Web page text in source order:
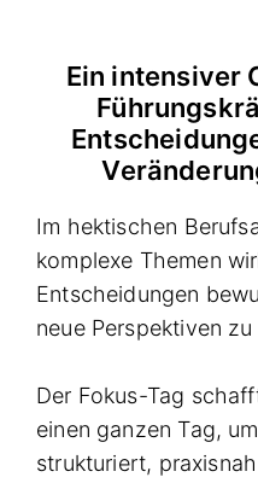
Ein intensiver
Im hektischen
komplexe Themen
Entscheidungen
neue Perspektiven
Der Fokus-Tag
einen ganzen Tag,
strukturiert,